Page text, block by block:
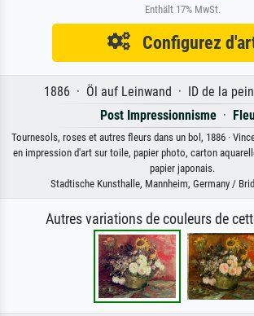
Enthält 17% MwSt.
Configurez
1886 · Öl auf Leinwand · ID de la
Post Impressionnisme·
Tournesols, roses et autres fleurs dans un bol, 1886 ·
en impression d'art sur toile, papier photo, carton
papier japonais.
Stadtische Kunsthalle, Mannheim, Germany /
Autres variations de couleurs de